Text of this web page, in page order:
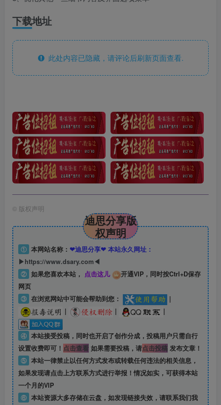
下载地址
此处内容已隐藏，请评论后刷新页面查看.
© 版权声明
迪思分享版
权声明
① 本网站名称： ❤迪思分享❤ 本站永久网址：
▶https://www.dsary.com◀
② 如果您喜欢本站， 点击这儿
开通VIP，同时按Ctrl+D保存
网页
③ 在浏览网站中可能会帮助到您：
|
|
| |
④ 本站接受投稿，同时也开启了创作分成，投稿用户只需自行
设置收费即可！ 点击查看如果需要投稿，请点击投稿发布文章！
⑤ 本站一律禁止以任何方式发布或转载任何违法的相关信息，
如果发现请点击上方联系方式进行举报！情况如实，可获得本站
一个月的VIP
⑥ 本站资源大多存储在云盘，如发现链接失效，请联系我们我